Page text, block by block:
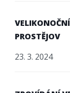
PROSTĚJOV
23. 3. 2024